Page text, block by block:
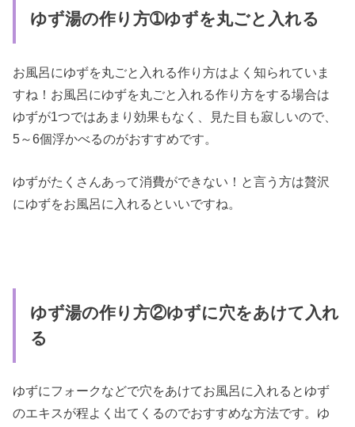
ゆず湯の作り方➀ゆずを丸ごと入れる
お風呂にゆずを丸ごと入れる作り方はよく知られていま
すね！お風呂にゆずを丸ごと入れる作り方をする場合は
ゆずが1つではあまり効果もなく、見た目も寂しいので、
5～6個浮かべるのがおすすめです。
ゆずがたくさんあって消費ができない！と言う方は贅沢
にゆずをお風呂に入れるといいですね。
ゆず湯の作り方②ゆずに穴をあけて入れ
る
ゆずにフォークなどで穴をあけてお風呂に入れるとゆず
のエキスが程よく出てくるのでおすすめな方法です。ゆ